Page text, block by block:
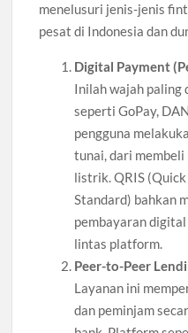
menelusuri jenis-jenis
pesat di Indonesia dan
Digital Payment
Inilah wajah paling
seperti GoPay,
pengguna
tunai, dari
listrik. QRIS (Quick
Standard) bahkan
pembayaran
lintas platform.
Peer-to-Peer
Layanan ini
dan peminjam